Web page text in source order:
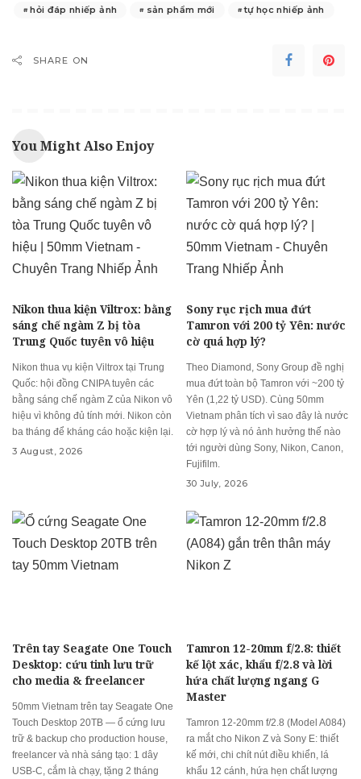
hỏi đáp nhiếp ảnh
sản phẩm mới tự học nhiếp ảnh
SHARE ON
You Might Also Enjoy
Nikon thua kiện Viltrox: bằng
sáng chế ngàm Z bị tòa
Trung Quốc tuyên vô hiệu
Nikon thua vụ kiện Viltrox tại Trung
Quốc: hội đồng CNIPA tuyên các
bằng sáng chế ngàm Z của Nikon vô
hiệu vì không đủ tính mới. Nikon còn
ba tháng để kháng cáo hoặc kiện lại.
3 August, 2026
Sony rục rịch mua đứt
Tamron với 200 tỷ Yên: nước
cờ quá hợp lý?
Theo Diamond, Sony Group đề nghị
mua đứt toàn bộ Tamron với ~200 tỷ
Yên (1,22 tỷ USD). Cùng 50mm
Vietnam phân tích vì sao đây là nước
cờ hợp lý và nó ảnh hưởng thế nào
tới người dùng Sony, Nikon, Canon,
Fujifilm.
30 July, 2026
Trên tay Seagate One Touch
Desktop: cứu tinh lưu trữ
cho media & freelancer
50mm Vietnam trên tay Seagate One
Touch Desktop 20TB — ổ cứng lưu
trữ & backup cho production house,
freelancer và nhà sáng tạo: 1 dây
USB-C, cắm là chạy, tặng 2 tháng
Tamron 12-20mm f/2.8: thiết
kế lột xác, khẩu f/2.8 và lời
hứa chất lượng ngang G
Master
Tamron 12-20mm f/2.8 (Model A084)
ra mắt cho Nikon Z và Sony E: thiết
kế mới, chi chít nút điều khiển, lá
khẩu 12 cánh, hứa hẹn chất lượng